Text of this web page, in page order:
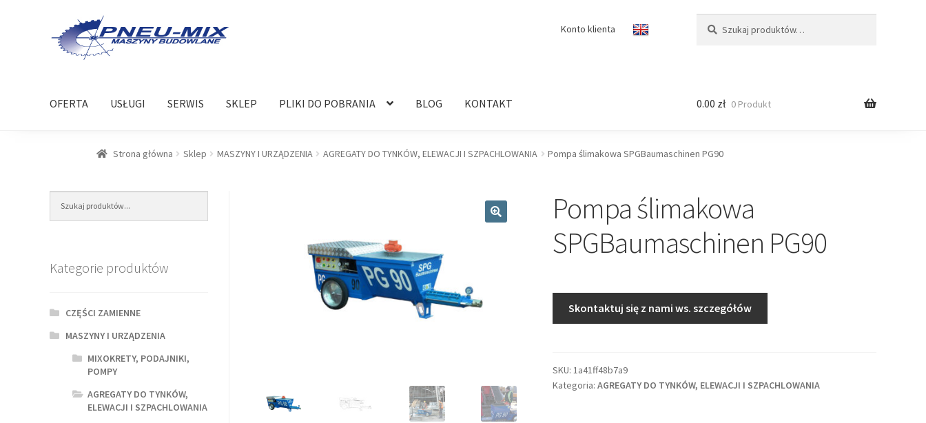
Przejdź
do
nawigacji
Przejdź
do
treści
Konto klienta
OFERTA USŁUGI SERWIS SKLEP PLIKI DO POBRANIA BLOG KONTAKT 0.00 zł 0 Produkt
Strona główna Sklep MASZYNY I URZĄDZENIA AGREGATY DO TYNKÓW, ELEWACJI I SZPACHLOWANIA Pompa ślimakowa SPGBaumaschinen PG90
Pompa ślimakowa
SPGBaumaschinen PG90
Skontaktuj się z nami ws. szczegółów
SKU:1a41ff48b7a9
Kategoria:AGREGATY DO TYNKÓW, ELEWACJI I SZPACHLOWANIA
Kategorie produktów
CZĘŚCI ZAMIENNE
MASZYNY I URZĄDZENIA
MIXOKRETY, PODAJNIKI,
POMPY
AGREGATY DO TYNKÓW,
ELEWACJI I SZPACHLOWANIA